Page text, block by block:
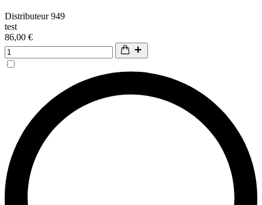
Distributeur 949
test
86,00 €